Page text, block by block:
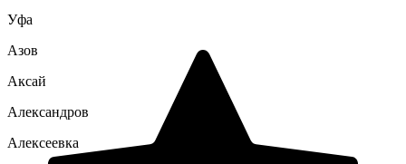
Уфа
Азов
Аксай
Александров
Алексеевка